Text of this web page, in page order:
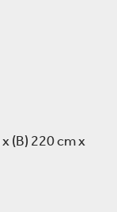
(B) 220 cm x